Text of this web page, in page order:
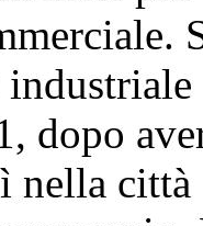
dopo
nella